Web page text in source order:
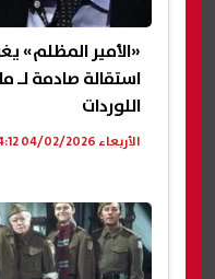
«الأمير المظلم»
استقالة صادمة
اللوردات
الأربعاء 04/02/2026 04:12 م